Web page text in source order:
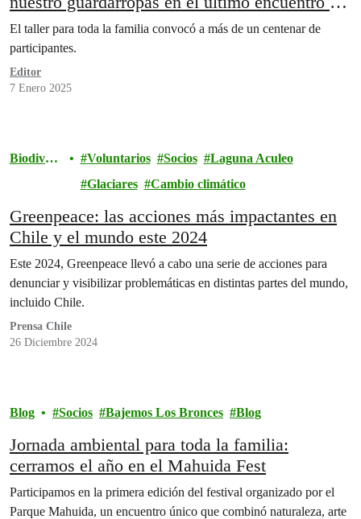
2024
El taller para toda la familia convocó a más de un centenar de
participantes.
Editor
7 Enero 2025
Biodivers
Voluntarios Socios
Laguna Aculeo
Glaciares
Cambio climático
Greenpeace: las acciones más impactantes en
Chile y el mundo este 2024
Este 2024, Greenpeace llevó a cabo una serie de acciones para
denunciar y visibilizar problemáticas en distintas partes del mundo,
incluido Chile.
Prensa Chile
26 Diciembre 2024
Blog Socios Bajemos Los Bronces Blog
Jornada ambiental para toda la familia:
cerramos el año en el Mahuida Fest
Participamos en la primera edición del festival organizado por el
Parque Mahuida, un encuentro único que combinó naturaleza, arte